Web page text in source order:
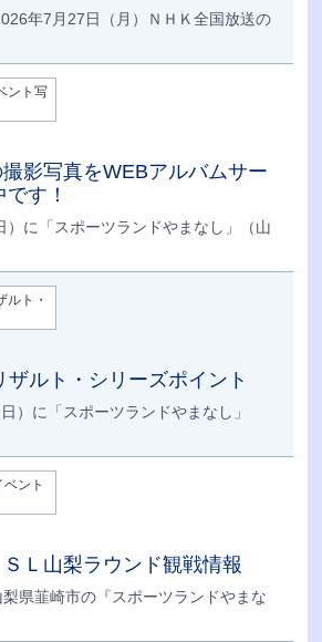
年7月27日（月）ＮＨＫ全国放送の
ント写
影写真をWEBアルバムサー
す！
）に「スポーツランドやまなし」（山
ルト・
ザルト・シリーズポイント
）に「スポーツランドやまなし」
ント
Ｌ山梨ラウンド観戦情報
県韮崎市の『スポーツランドやまな